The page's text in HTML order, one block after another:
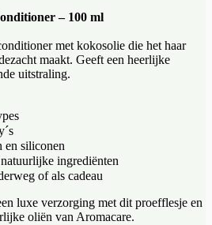
– 100 ml
met kokosolie die het haar
maakt. Geeft een heerlijke
uitstraling.
en siliconen
ingrediënten
of als cadeau
luxe verzorging met dit proefflesje en
oliën van Aromacare.